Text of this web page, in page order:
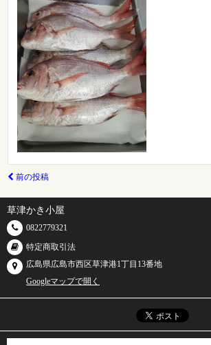
前の投稿
草津かき小屋
0822779321
特定商取引法
広島県広島市西区草津港1丁目13番地
Googleマップで開く